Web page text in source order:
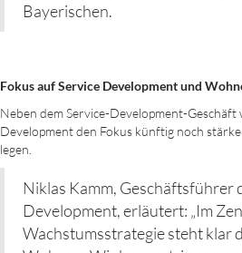
Bayerischen.
Fokus auf Service Development und
Neben dem Service-Development-Geschäft
Development den Fokus künftig noch
legen.
Niklas Kamm, Geschäftsführer
Development, erläutert: „Im
Wachstumsstrategie steht klar